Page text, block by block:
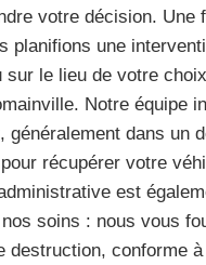
votre décision. Une
planifions une
sur le lieu de votre
Notre équipe
généralement dans un
récupérer votre
est
soins : nous vous
destruction, conforme